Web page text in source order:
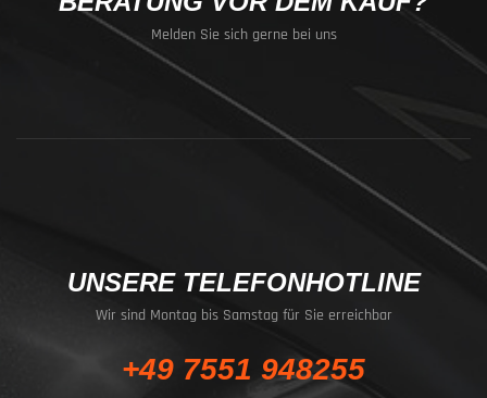
Melden Sie sich gerne bei uns
UNSERE TELEFONHOTLINE
Wir sind Montag bis Samstag für Sie erreichbar
+49 7551 948255